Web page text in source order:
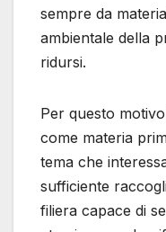
sempre da
ambientale della
ridursi.
Per questo
come materia
tema che
sufficiente
filiera capace di